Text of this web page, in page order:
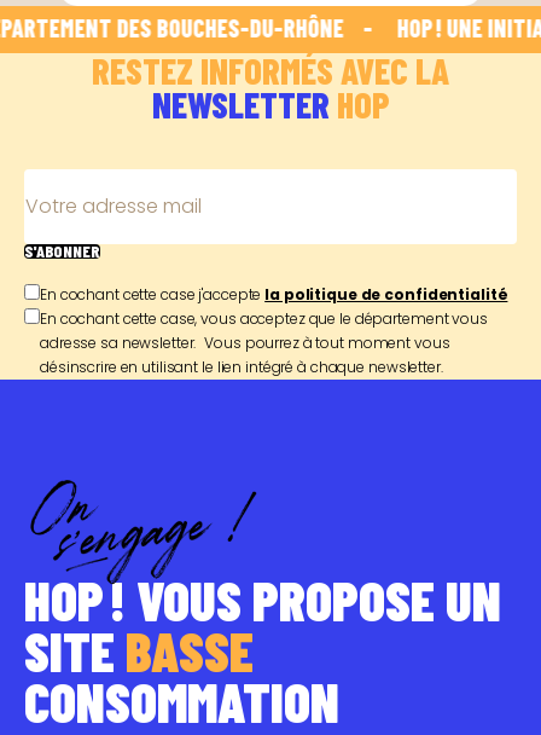
DES BOUCHES-DU-RHÔNE    - HOP ! UNE
RESTEZ INFORMÉS AVEC LA
NEWSLETTER HOP
Votre adresse mail
S'ABONNER
En cochant cette case j'accepte la politique de confidentialité
En cochant cette case, vous acceptez que le département vous
adresse sa newsletter. Vous pourrez à tout moment vous
désinscrire en utilisant le lien intégré à chaque newsletter.
HOP ! VOUS PROPOSE UN
SITE BASSE
CONSOMMATION